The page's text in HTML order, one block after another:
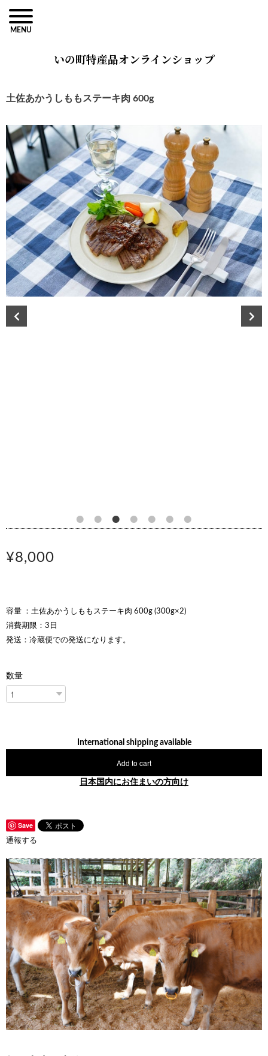
MENU
いの町特産品オンラインショップ
土佐あかうしももステーキ肉 600g
¥8,000
容量 ：土佐あかうしももステーキ肉 600g (300g×2)
消費期限：3日
発送：冷蔵便での発送になります。
数量
International shipping available
Add to cart
日本国内にお住まいの方向け
Save
通報する